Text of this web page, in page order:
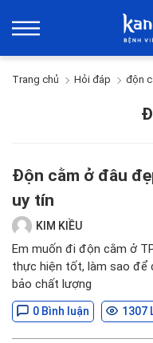
Trang chủ Hỏi đáp độn
Độn cằm ở đâu
uy tín
KIM KIỀU
Em muốn đi độn cằm ở
thực hiện tốt, làm sao để
bảo chất lượng
0 Bình luận 1307